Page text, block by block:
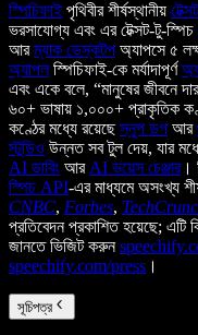
স্পিচিফাই পৃথিবীর শীর্ষস্থানীয়
ভরসাযোগ্য এবং এর টেক্সট-টু-স্পিচ
আরম্যাক ডেস্কটপ অ্যাপসে ৫
অ্যাপলস্পিচিফাই-কে মর্যাদাপূর্ণ
এবং একে বলে, “মানুষের জীবনে
৬০+ ভাষায় ১,০০০+ প্রাকৃতিক
কণ্ঠের মধ্যে রয়েছেস্নুপ ডগ আর
স্টুডিও উন্নত সব টুল দেয়, যার
AI ডাবিং আর AI ভয়েস চেঞ্জার।
স্পিচ API-এর মাধ্যমে অসংখ্য
CNBC, Forbes,
প্রতিবেদন প্রকাশিত হয়েছে; এটি
জানতে ভিজিট করুন
speechify.com/press ।
সূচিপত্র